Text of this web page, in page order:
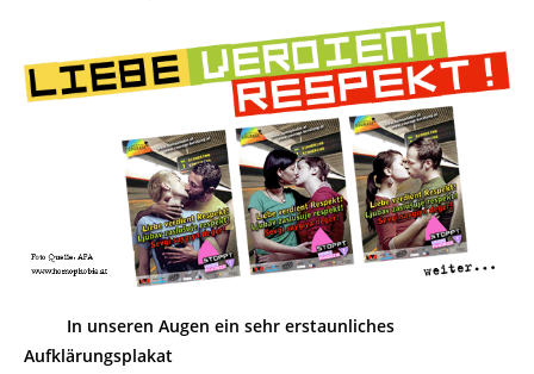
In unseren Augen ein sehr erstaunliches
Aufklärungsplakat